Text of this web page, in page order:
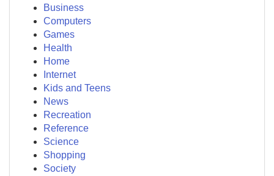
Business
Computers
Games
Health
Home
Internet
Kids and Teens
News
Recreation
Reference
Science
Shopping
Society